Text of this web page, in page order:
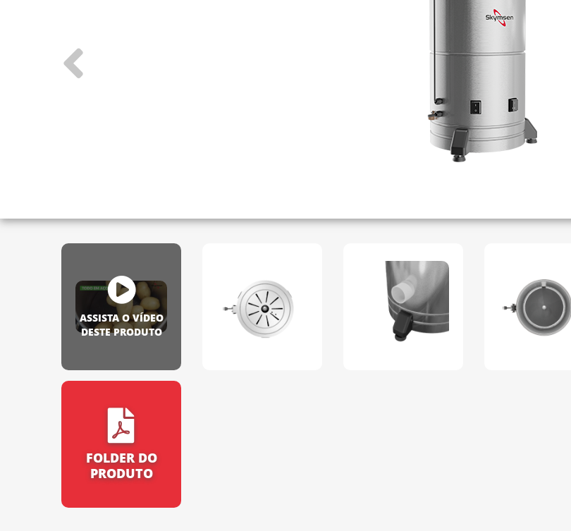
ASSISTA O VÍDEO
DESTE PRODUTO
FOLDER DO
PRODUTO